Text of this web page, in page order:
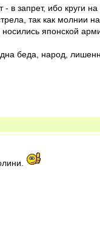
в запрет, ибо круги
так как молнии
японской
беда, народ,